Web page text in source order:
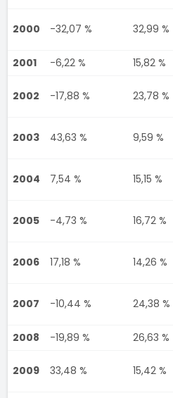
2000 -32,07 % 32,99 %
2001 -6,22 % 15,82 %
2002 -17,88 % 23,78 %
2003 43,63 % 9,59 %
2004 7,54 % 15,15 %
2005 -4,73 % 16,72 %
2006 17,18 % 14,26 %
2007 -10,44 % 24,38 %
2008 -19,89 % 26,63 %
2009 33,48 % 15,42 %